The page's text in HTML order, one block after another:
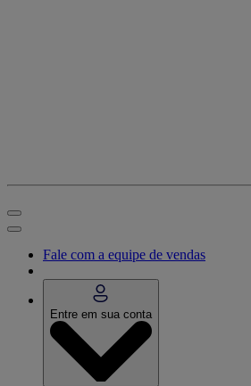
Fale com a equipe de vendas
Entre em sua conta